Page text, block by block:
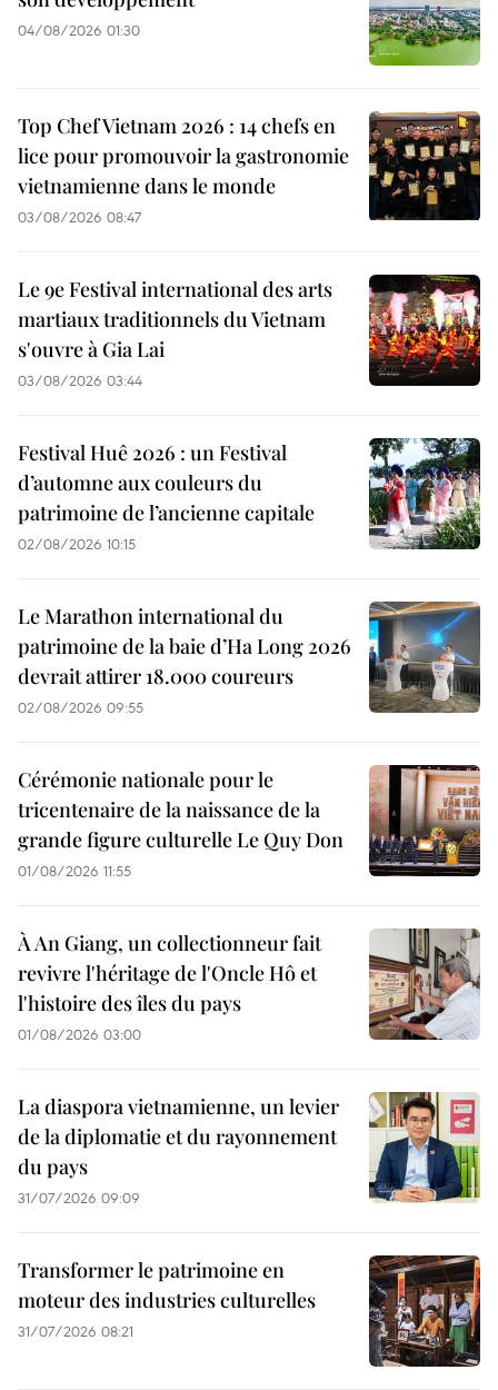
04/08/2026 01:30
Top Chef Vietnam 2026 : 14 chefs en
lice pour promouvoir la gastronomie
vietnamienne dans le monde
03/08/2026 08:47
Le 9e Festival international des arts
martiaux traditionnels du Vietnam
s'ouvre à Gia Lai
03/08/2026 03:44
Festival Huê 2026 : un Festival
d’automne aux couleurs du
patrimoine de l’ancienne capitale
02/08/2026 10:15
Le Marathon international du
patrimoine de la baie d’Ha Long 2026
devrait attirer 18.000 coureurs
02/08/2026 09:55
Cérémonie nationale pour le
tricentenaire de la naissance de la
grande figure culturelle Le Quy Don
01/08/2026 11:55
À An Giang, un collectionneur fait
revivre l'héritage de l'Oncle Hô et
l'histoire des îles du pays
01/08/2026 03:00
La diaspora vietnamienne, un levier
de la diplomatie et du rayonnement
du pays
31/07/2026 09:09
Transformer le patrimoine en
moteur des industries culturelles
31/07/2026 08:21